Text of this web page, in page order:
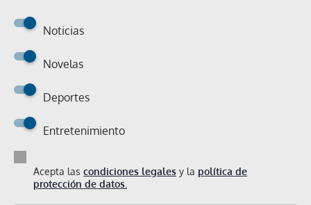
Noticias
Novelas
Deportes
Entretenimiento
Acepta las condiciones legales y la política de
protección de datos.